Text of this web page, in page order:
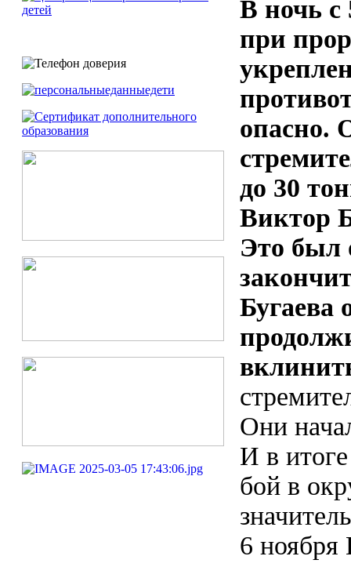
В ночь с
при
опасно.
до 30
Виктор
Это был
Бугаева
Они
И в
бой в
6 ноября